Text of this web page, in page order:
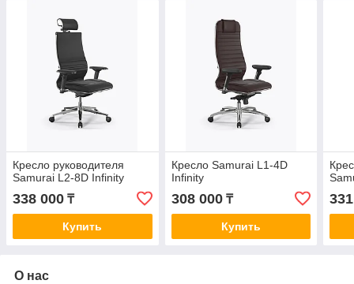
Кресло руководителя
Samurai L2-8D Infinity
338 000 ₸
Купить
Кресло Samurai L1-4D
Infinity
308 000₸
Купить
О нас